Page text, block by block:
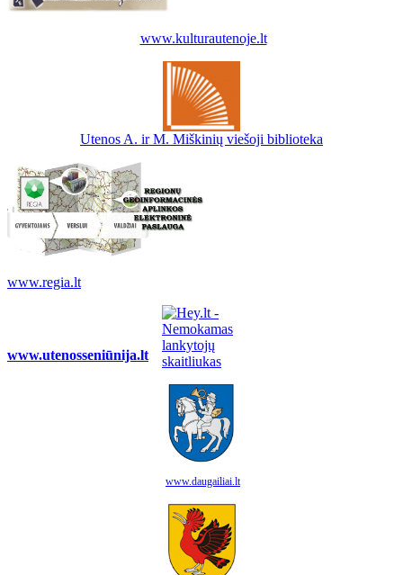
www.kulturautenoje.lt
Utenos A. ir M. Miškinių viešoji biblioteka
www.regia.lt
www.utenosseniūnija.lt
www.daugailiai.lt